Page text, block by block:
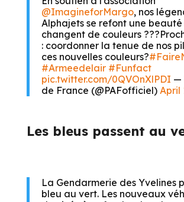
@ImagineforMargo, nos
Alphajets se refont une
changent de couleurs
: coordonner la tenue de nos
ces nouvelles couleurs?
#Armeedelair #Funfact
pic.twitter.com/0QVOnXlPDI —
de France (@PAFofficiel) April
Les bleus passent au
La Gendarmerie des Yvelines
bleu au vert. Les nouveaux